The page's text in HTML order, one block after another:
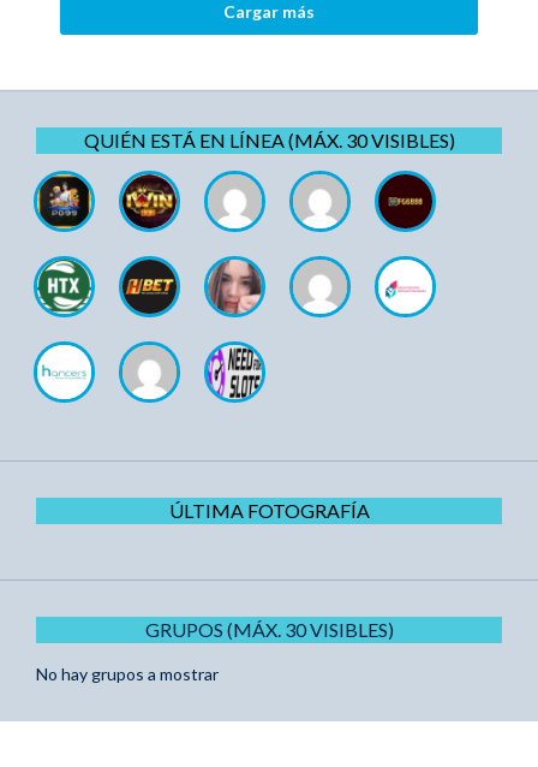
Cargar más
QUIÉN ESTÁ EN LÍNEA (MÁX. 30 VISIBLES)
ÚLTIMA FOTOGRAFÍA
GRUPOS (MÁX. 30 VISIBLES)
No hay grupos a mostrar